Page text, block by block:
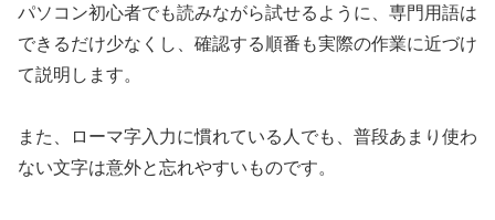
パソコン初心者でも読みながら試せるように、専門用語は
できるだけ少なくし、確認する順番も実際の作業に近づけ
て説明します。
また、ローマ字入力に慣れている人でも、普段あまり使わ
ない文字は意外と忘れやすいものです。